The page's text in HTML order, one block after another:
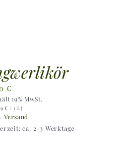
€
19% MwSt.
€ / 1 L)
Versand
ca. 2-3 Werktage